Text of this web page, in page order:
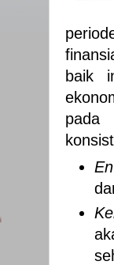
baik
pada